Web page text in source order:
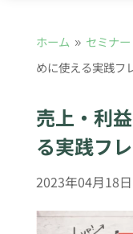
ホーム 9 セミナ
めに使える実践フ
売上・利
る実践フ
2023年04月18日